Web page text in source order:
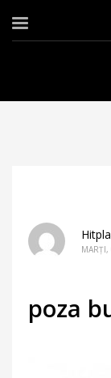
poza